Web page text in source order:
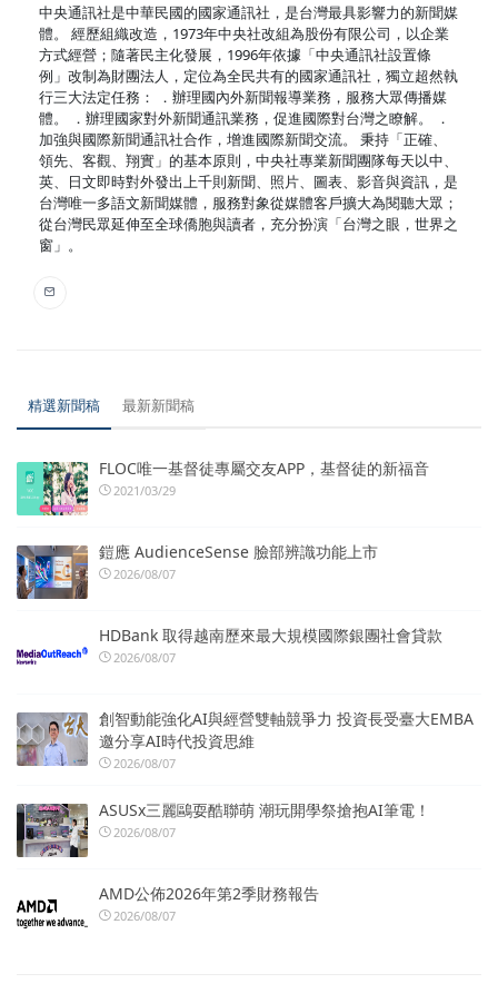
中央通訊社是中華民國的國家通訊社，是台灣最具影響力的新聞媒
體。 經歷組織改造，1973年中央社改組為股份有限公司，以企業
方式經營；隨著民主化發展，1996年依據「中央通訊社設置條
例」改制為財團法人，定位為全民共有的國家通訊社，獨立超然執
行三大法定任務： ．辦理國內外新聞報導業務，服務大眾傳播媒
體。 ．辦理國家對外新聞通訊業務，促進國際對台灣之瞭解。 ．
加強與國際新聞通訊社合作，增進國際新聞交流。 秉持「正確、
領先、客觀、翔實」的基本原則，中央社專業新聞團隊每天以中、
英、日文即時對外發出上千則新聞、照片、圖表、影音與資訊，是
台灣唯一多語文新聞媒體，服務對象從媒體客戶擴大為閱聽大眾；
從台灣民眾延伸至全球僑胞與讀者，充分扮演「台灣之眼，世界之
窗」。
精選新聞稿 最新新聞稿
FLOC唯一基督徒專屬交友APP，基督徒的新福音
2021/03/29
鎧應 AudienceSense 臉部辨識功能上市
2026/08/07
HDBank 取得越南歷來最大規模國際銀團社會貸款
2026/08/07
創智動能強化AI與經營雙軸競爭力 投資長受臺大EMBA
邀分享AI時代投資思維
2026/08/07
ASUSx三麗鷗耍酷聯萌 潮玩開學祭搶抱AI筆電！
2026/08/07
AMD公佈2026年第2季財務報告
2026/08/07